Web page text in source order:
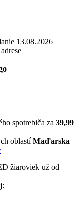
13.08.2026
spotrebiča za 39,99
oblastíMaďarska
žiaroviek už od